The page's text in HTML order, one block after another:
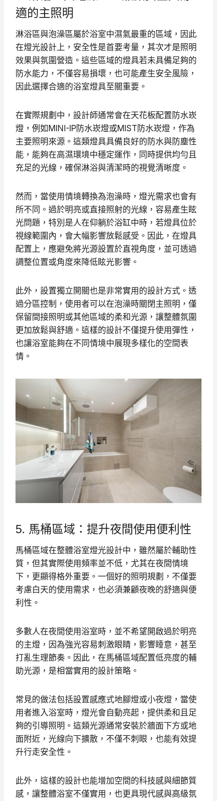
適的主照明
淋浴區與泡澡區屬於浴室中濕氣最重的區域，因此
在燈光設計上，安全性是首要考量，其次才是照明
效果與氛圍營造。這些區域的燈具若未具備足夠的
防水能力，不僅容易損壞，也可能產生安全風險，
因此選擇合適的浴室燈具至關重要。
在實際規劃中，設計師通常會在天花板配置防水崁
燈，例如MINI-IP防水崁燈或MIST防水崁燈，作為
主要照明來源。這類燈具具備良好的防水與防塵性
能，能夠在高濕環境中穩定運作，同時提供均勻且
充足的光線，確保淋浴與清潔時的視覺清晰度。
然而，當使用情境轉換為泡澡時，燈光需求也會有
所不同。過於明亮或直接照射的光線，容易產生眩
光問題，特別是人在仰躺於浴缸中時，若燈具位於
視線範圍內，會大幅影響放鬆感受。因此，在燈具
配置上，應避免將光源設置於直視角度，並可透過
調整位置或角度來降低眩光影響。
此外，設置獨立開關也是非常實用的設計方式。透
過分區控制，使用者可以在泡澡時關閉主照明，僅
保留間接照明或其他區域的柔和光源，讓整體氛圍
更加放鬆與舒適。這樣的設計不僅提升使用彈性，
也讓浴室能夠在不同情境中展現多樣化的空間表
情。
5. 馬桶區域：提升夜間使用便利性
馬桶區域在整體浴室燈光設計中，雖然屬於輔助性
質，但其實際使用頻率並不低，尤其在夜間情境
下，更顯得格外重要。一個好的照明規劃，不僅要
考慮白天的使用需求，也必須兼顧夜晚的舒適與便
利性。
多數人在夜間使用浴室時，並不希望開啟過於明亮
的主燈，因為強光容易刺激眼睛，影響睡意，甚至
打亂生理節奏。因此，在馬桶區域配置低亮度的輔
助光源，是相當實用的設計策略。
常見的做法包括設置感應式地腳燈或小夜燈，當使
用者進入浴室時，燈光會自動亮起，提供柔和且足
夠的引導照明。這類光源通常安裝於牆面下方或地
面附近，光線向下擴散，不僅不刺眼，也能有效提
升行走安全性。
此外，這樣的設計也能增加空間的科技感與細節質
感，讓整體浴室不僅實用，也更具現代感與高級氛